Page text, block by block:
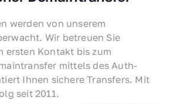
werden von unserem
Wir betreuen Sie
ersten Kontakt bis zum
mittels des Auth-
Ihnen sichere Transfers. Mit
seit 2011.